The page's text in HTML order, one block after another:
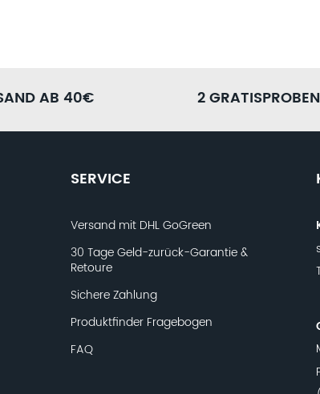
AB 40€ 2
SERVICE
Versand mit DHL GoGreen
30 Tage Geld-zurück-Garantie &
Retoure
Sichere Zahlung
Produktfinder Fragebogen
FAQ